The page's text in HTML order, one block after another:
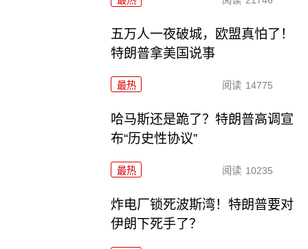
五万人一夜破城，欧盟真怕了！
特朗普拿美国说事
最热 阅读 14775
哈马斯还是跪了？特朗普高调宣
布“历史性协议”
最热 阅读 10235
炸电厂锁死波斯湾！特朗普要对
伊朗下死手了？